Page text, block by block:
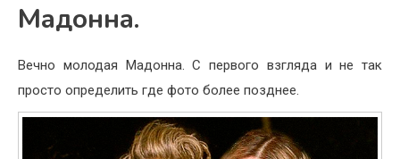
Мадонна.
Вечно молодая Мадонна. С первого взгляда и не так
просто определить где фото более позднее.